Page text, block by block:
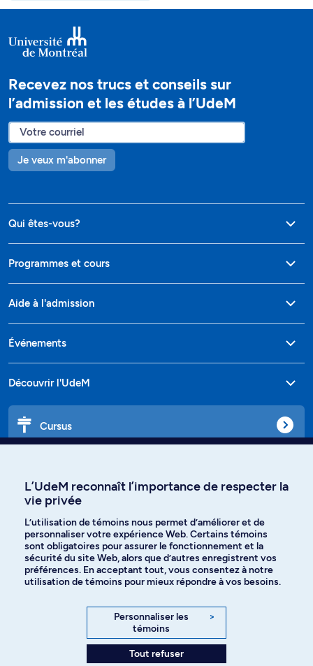
Recevez nos trucs et conseils sur
l’admission et les études à l’UdeM
Je veux m'abonner
Qui êtes-vous?
Programmes et cours
Aide à l'admission
Événements
Découvrir l'UdeM
Cursus
Langues
Facebook Instagram
YouTube
L’UdeM reconnaît l’importance de respecter la
vie privée
L’utilisation de témoins nous permet d’améliorer et de
personnaliser votre expérience Web. Certains témoins
sont obligatoires pour assurer le fonctionnement et la
sécurité du site Web, alors que d’autres enregistrent vos
préférences. En acceptant tout, vous consentez à notre
utilisation de témoins pour mieux répondre à vos besoins.
Personnaliser les
témoins
>
Tout refuser